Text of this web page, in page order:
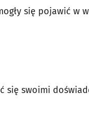
się pojawić w
się swoimi